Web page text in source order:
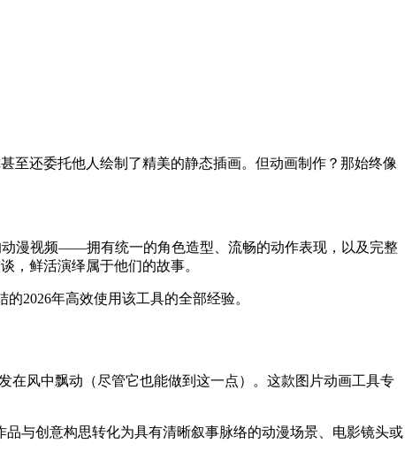
至还委托他人绘制了精美的静态插画。但动画制作？那始终像
漫视频——拥有统一的角色造型、流畅的动作表现，以及完整
，鲜活演绎属于他们的故事。
2026年高效使用该工具的全部经验。
在风中飘动（尽管它也能做到这一点）。这款图片动画工具专
与创意构思转化为具有清晰叙事脉络的动漫场景、电影镜头或